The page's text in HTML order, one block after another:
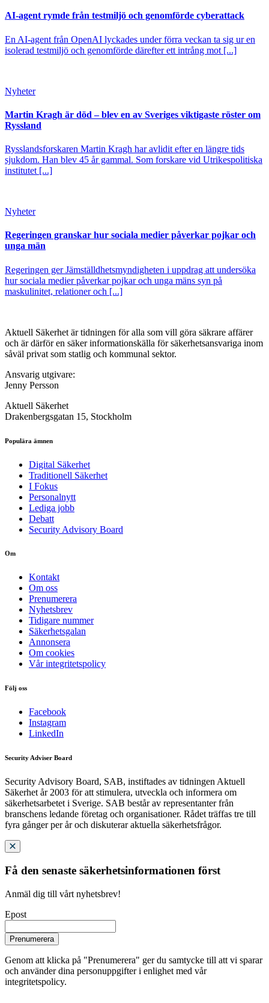
AI-agent rymde från testmiljö och genomförde cyberattack
En AI-agent från OpenAI lyckades under förra veckan ta sig ur en
isolerad testmiljö och genomförde därefter ett intrång mot [...]
Nyheter
Martin Kragh är död – blev en av Sveriges viktigaste röster om
Ryssland
Rysslandsforskaren Martin Kragh har avlidit efter en längre tids
sjukdom. Han blev 45 år gammal. Som forskare vid Utrikespolitiska
institutet [...]
Nyheter
Regeringen granskar hur sociala medier påverkar pojkar och
unga män
Regeringen ger Jämställdhetsmyndigheten i uppdrag att undersöka
hur sociala medier påverkar pojkar och unga mäns syn på
maskulinitet, relationer och [...]
Aktuell Säkerhet är tidningen för alla som vill göra säkrare affärer
och är därför en säker informationskälla för säkerhets­ansvariga inom
såväl privat som statlig och kommunal sektor.
Ansvarig utgivare:
Jenny Persson
Aktuell Säkerhet
Drakenbergsgatan 15, Stockholm
Populära ämnen
Digital Säkerhet
Traditionell Säkerhet
I Fokus
Personalnytt
Lediga jobb
Debatt
Security Advisory Board
Om
Kontakt
Om oss
Prenumerera
Nyhetsbrev
Tidigare nummer
Säkerhetsgalan
Annonsera
Om cookies
Vår integritetspolicy
Följ oss
Facebook
Instagram
LinkedIn
Security Adviser Board
Security Advisory Board, SAB, instiftades av tidningen Aktuell
Säkerhet år 2003 för att stimulera, utveckla och informera om
säkerhetsarbetet i Sverige. SAB består av representanter från
branschens ledande företag och organisationer. Rådet träffas tre till
fyra gånger per år och diskuterar aktuella säkerhetsfrågor.
Få den senaste säkerhetsinformationen först
Anmäl dig till vårt nyhetsbrev!
Epost
Prenumerera
Genom att klicka på "Prenumerera" ger du samtycke till att vi sparar
och använder dina personuppgifter i enlighet med vår
integritetspolicy.